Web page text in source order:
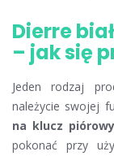
Dierre
– jak się
Jeden rodzaj
należycie swojej
na klucz piórowy
pokonać przy